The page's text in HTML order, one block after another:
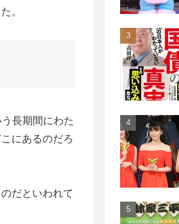
。
長期間にわた
にあるのだろ
だといわれて